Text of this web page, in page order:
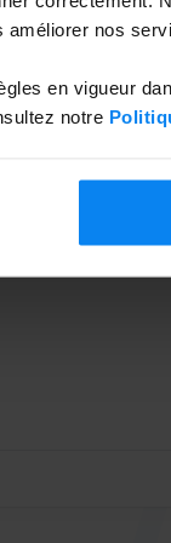
améliorer nos
en vigueur
notre
? P2 Weeze
d'autres
des